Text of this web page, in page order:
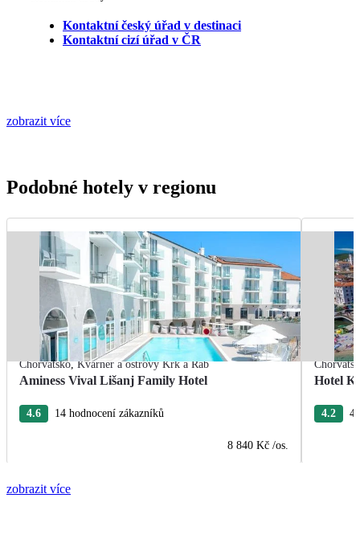
Kontaktní český úřad v destinaci
Kontaktní cizí úřad v ČR
zobrazit více
Podobné hotely v regionu
Chorvatsko,Kvarner a ostrovy Krk a Rab
Aminess Vival Lišanj Family Hotel
4.6 14 hodnocení zákazníků
8 840 Kč /os.
Hotel
4.2 4
zobrazit více